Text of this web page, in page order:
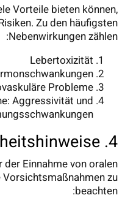
Vorteile bieten können,
Zu den häufigsten
Nebenwirkungen zählen:
Lebertoxizität
Probleme
Aggressivität und
4. Sicherheitshinweise
Einnahme von oralen
zu
beachten: